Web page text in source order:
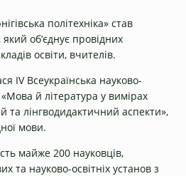
політехніка» став
об’єднує провідних
освіти, вчителів.
ІV Всеукраїнська науково-
й література у вимірах
та лінгводидактичний аспекти»,
мови.
майже 200 науковців,
та науково-освітніх установ з